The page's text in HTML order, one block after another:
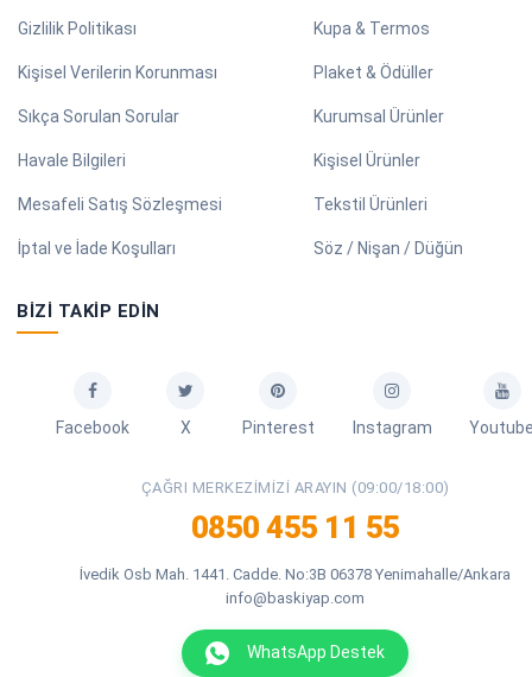
Gizlilik Politikası
Kişisel Verilerin Korunması
Sıkça Sorulan Sorular
Havale Bilgileri
Mesafeli Satış Sözleşmesi
İptal ve İade Koşulları
Kupa & Termos
Plaket & Ödüller
Kurumsal Ürünler
Kişisel Ürünler
Tekstil Ürünleri
Söz / Nişan / Düğün
BIZI TAKIP EDIN
Facebook X Pinterest Instagram
ÇAĞRI MERKEZIMIZI ARAYIN (09:00/18:00)
0850 455 11 55
İvedik Osb Mah. 1441. Cadde. No:3B 06378 Yenimahalle/Ankara
info@baskiyap.com
WhatsApp Destek